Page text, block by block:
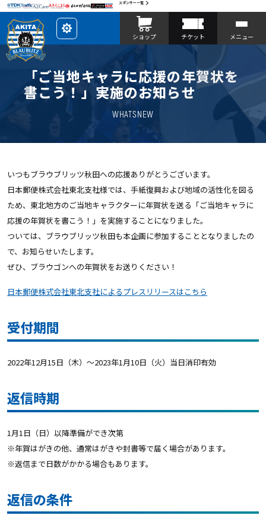
スポンサー一覧
レ
イ
ア
を
カ
ス
タ
マ
ショップ チケット メニュー
「ご当地キャラに応援の年賀状を
書こう！」実施のお知らせ
WHATSNEW
いつもブラウブリッツ秋田への応援ありがとうございます。
日本郵便株式会社東北支社様では、手紙復興および地域の活性化を図る
ため、東北地方のご当地キャラクターに年賀状を送る「ご当地キャラに
応援の年賀状を書こう！」を実施することになりました。
ついては、ブラウブリッツ秋田も本企画に参加することとなりましたの
で、お知らせいたします。
ぜひ、ブラウゴンへの年賀状をお送りください！
日本郵便株式会社東北支社によるプレスリリースはこちら
受付期間
2022年12月15日（木）～2023年1月10日（火）当日消印有効
返信時期
1月1日（日）以降準備ができ次第
※年賀はがきの他、通常はがきや封書等で届く場合があります。
※返信まで日数がかかる場合もあります。
返信の条件